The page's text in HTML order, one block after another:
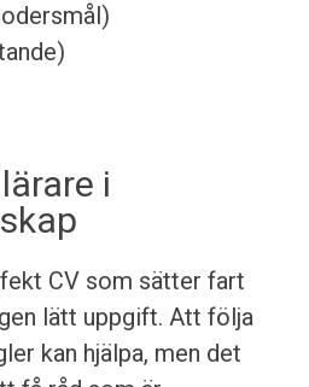
i
CV som sätter fart
lätt uppgift. Att följa
kan hjälpa, men det